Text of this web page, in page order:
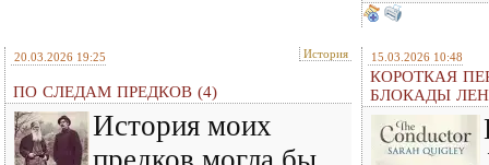
20.03.2026 19:25 История
ПО СЛЕДАМ ПРЕДКОВ (4)
История моих
15.03.2026 10:48
КОРОТКАЯ
БЛОКАДЫ